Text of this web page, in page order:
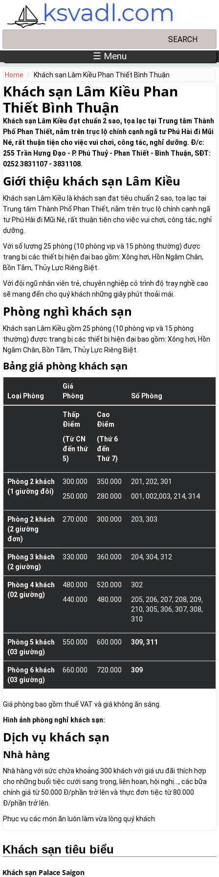
Skip to main content
☰ Menu
Home Khách sạn Lâm Kiều Phan Thiết Bình Thuận
Khách sạn Lâm Kiều Phan
Thiết Bình Thuận
Khách sạn Lâm Kiều đạt chuẩn 2 sao, tọa lạc tại Trung tâm Thành
Phố Phan Thiết, nằm trên trục lộ chính cạnh ngã tư Phú Hài đi Mũi
Né, rất thuận tiện cho việc vui chơi, công tác, nghỉ dưỡng. Đ/c:
255 Trần Hưng Đạo - P. Phú Thuỷ - Phan Thiết - Bình Thuận, SĐT:
0252 3831107 - 3831108.
Giới thiệu khách sạn Lâm Kiều
Khách sạn Lâm Kiều là khách sạn đạt tiêu chuẩn 2 sao, tọa lạc tại
Trung tâm Thành Phố Phan Thiết, nằm trên trục lộ chính cạnh ngã
tư Phú Hài đi Mũi Né, rất thuận tiện cho việc vui chơi, công tác, nghỉ
dưỡng.
Với số lượng 25 phòng (10 phòng vip và 15 phòng thường) được
trang bị các thiết bị hiện đại bao gồm: Xông hơi, Hồn Ngâm Chân,
Bồn Tắm, Thủy Lực Riêng Biệt.
Với đội ngũ nhân viên trẻ, chuyên nghiệp có trình độ tray nghề cao
sẽ mang đến cho quý khách những giây phút thoải mái.
Phòng nghì khách sạn
Khách sạn Lâm Kiều gồm 25 phòng (10 phòng vip và 15 phòng
thường) được trang bị các thiết bị hiện đại bao gồm: Xông hơi, Hồn
Ngâm Chân, Bồn Tắm, Thủy Lực Riêng Biệt.
Bảng giá phòng khách sạn
Loại Phòng
Giá
Phòng
Số Phòng
Thấp
Điểm
(Từ CN
đến thứ
5)
Cao
Điểm
(Thứ 6
đến
Thứ 7)
Phòng 2 khách
(1 giường đôi)
300.000
250.000
350.000
280.000
201, 202, 301
001, 002,003, 214, 314
Phòng 2 khách
(2 giường
đơn)
270.000 300.000 203, 303
Phòng 3 khách
(2 giường)
330.000 360.000 204, 304, 312
Phòng 4 khách
(02 giường)
480.000
440.000
520.000
480.000
302
205, 206, 207, 208, 209,
210, 305, 306, 307, 308,
310
Phòng 5 khách
(03 giường)
550.000 600.000 309, 311
Phòng 6 khách
(03 giường)
660.000 720.000 309
Giá phòng bao gồm thuế VAT và giá không ăn sáng.
Hình ảnh phòng nghỉ khách sạn:
Dịch vụ khách sạn
Nhà hàng
Nhà hàng với sức chứa khoảng 300 khách với giá ưu đãi thích hợp
cho những buổi tiệc cưới sang trọng, liên hoan, hội nghị..., các bữa
chính giá từ 50.000 Đ/phần trở lên và thực đơn tiệc từ 80.000
Đ/phần trở lên.
Phục vụ các món ăn luôn làm vừa lòng quý khách
Khách sạn tiêu biểu
Khách sạn Palace Saigon